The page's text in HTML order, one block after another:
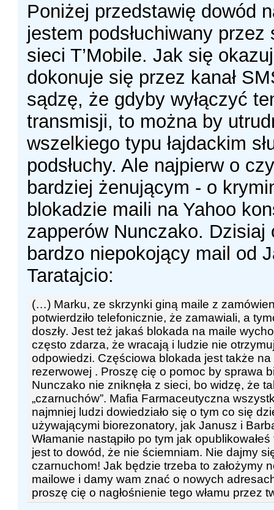
Poniżej przedstawię dowód
jestem podsłuchiwany przez
sieci T’Mobile. Jak się
dokonuje się przez kanał
sądzę, że gdyby wyłączyć
transmisji, to można by
wszelkiego typu łajdackim
podsłuchy. Ale najpierw o
bardziej żenującym - o
blokadzie maili na Yahoo
zapperów Nunczako. Dzisiaj
bardzo niepokojący mail od
Taratajcio:
(…) Marku, ze skrzynki giną maile z
potwierdziło telefonicznie, że zamawiali, a
doszły. Jest też jakaś blokada na maile
często zdarza, że wracają i ludzie nie
odpowiedzi. Częściowa blokada jest także
rezerwowej . Proszę cię o pomoc by sprawa
Nunczako nie zniknęła z sieci, bo widzę, że
„czarnuchów”. Mafia Farmaceutyczna
najmniej ludzi dowiedziało się o tym co się
używającymi biorezonatory, jak Janusz i
Włamanie nastąpiło po tym jak
jest to dowód, że nie ściemniam. Nie dajmy
czarnuchom! Jak będzie trzeba to założymy
mailowe i damy wam znać o nowych
proszę cię o nagłośnienie tego włamu przez